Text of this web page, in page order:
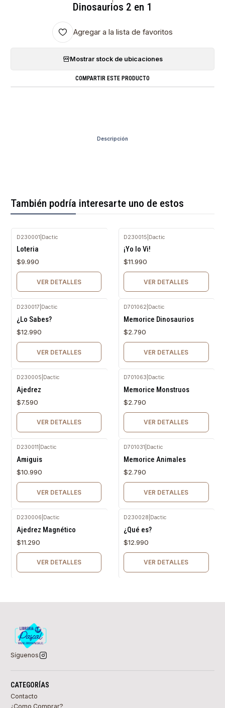
Dinosaurios 2 en 1
Agregar a la lista de favoritos
Mostrar stock de ubicaciones
COMPARTIR ESTE PRODUCTO
Descripción
También podría interesarte uno de estos
D230001 Dactic
Loteria
$9.990
VER DETALLES
D230015 Dactic
¡Yo lo Vi!
$11.990
VER DETALLES
D230017 Dactic
¿Lo Sabes?
$12.990
VER DETALLES
D701062 Dactic
Memorice Dinosaurios
$2.790
VER DETALLES
D230005 Dactic
Ajedrez
$7.590
VER DETALLES
D701063 Dactic
Memorice Monstruos
$2.790
VER DETALLES
D230011 Dactic
Amiguis
$10.990
VER DETALLES
D701031 Dactic
Memorice Animales
$2.790
VER DETALLES
D230006 Dactic
Ajedrez Magnético
$11.290
VER DETALLES
D230028 Dactic
¿Qué es?
$12.990
VER DETALLES
Síguenos
CATEGORÍAS
Contacto
¿Como Comprar?